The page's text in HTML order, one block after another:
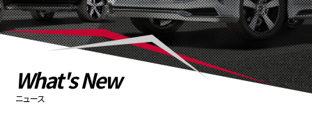
PHOTO GALLERY フォトギャラリー
カタログ請求
PRIVACY POLICY 個人情報保護方針
What's New
ニュース